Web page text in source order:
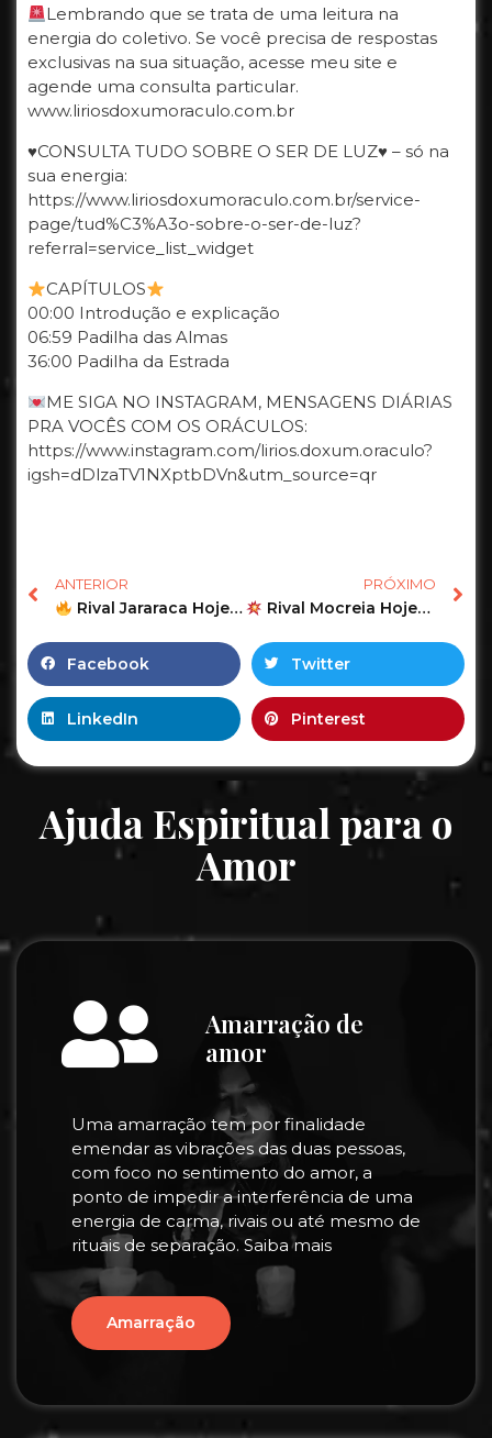
Lembrando que se trata de uma leitura na
energia do coletivo. Se você precisa de respostas
exclusivas na sua situação, acesse meu site e
agende uma consulta particular.
www.liriosdoxumoraculo.com.br
♥️CONSULTA TUDO SOBRE O SER DE LUZ♥️ – só na
sua energia:
https://www.liriosdoxumoraculo.com.br/service-
page/tud%C3%A3o-sobre-o-ser-de-luz?
referral=service_list_widget
CAPÍTULOS
00:00 Introdução e explicação
06:59 Padilha das Almas
36:00 Padilha da Estrada
ME SIGA NO INSTAGRAM, MENSAGENS DIÁRIAS
PRA VOCÊS COM OS ORÁCULOS:
https://www.instagram.com/lirios.doxum.oraculo?
igsh=dDlzaTV1NXptbDVn&utm_source=qr
ANTERIOR
Rival Jararaca Hoje ESSA VERDADE NINGUÉM NUNCA TE CONTOU! SER DE LUZ E A OUTRA TAROT RESPONDE AMOR
PRÓXIMO
Rival Mocreia Hoje Vem
Facebook Twitter
LinkedIn Pinterest
Ajuda Espiritual para o
Amor
Amarração de
amor
Uma amarração tem por finalidade
emendar as vibrações das duas pessoas,
com foco no sentimento do amor, a
ponto de impedir a interferência de uma
energia de carma, rivais ou até mesmo de
rituais de separação. Saiba mais
Amarração